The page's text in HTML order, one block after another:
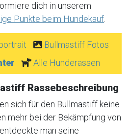
dich in unserem
Punkte beim Hundekauf
Bullmastiff Fotos
Alle Hunderassen
Rassebeschreibung
sich für den Bullmastiff keine
mehr bei der Bekämpfung von
man seine